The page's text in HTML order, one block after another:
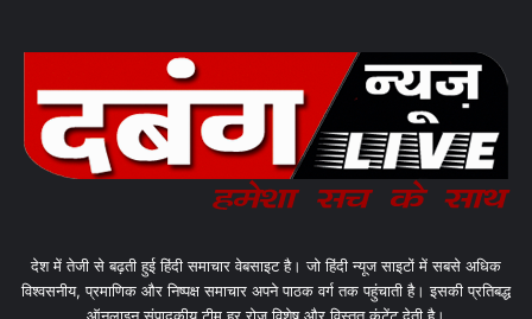
देश में तेजी से बढ़ती हुई हिंदी समाचार वेबसाइट है। जो हिंदी न्यूज साइटों में सबसे अधिक
विश्वसनीय, प्रमाणिक और निष्पक्ष समाचार अपने पाठक वर्ग तक पहुंचाती है। इसकी प्रतिबद्ध